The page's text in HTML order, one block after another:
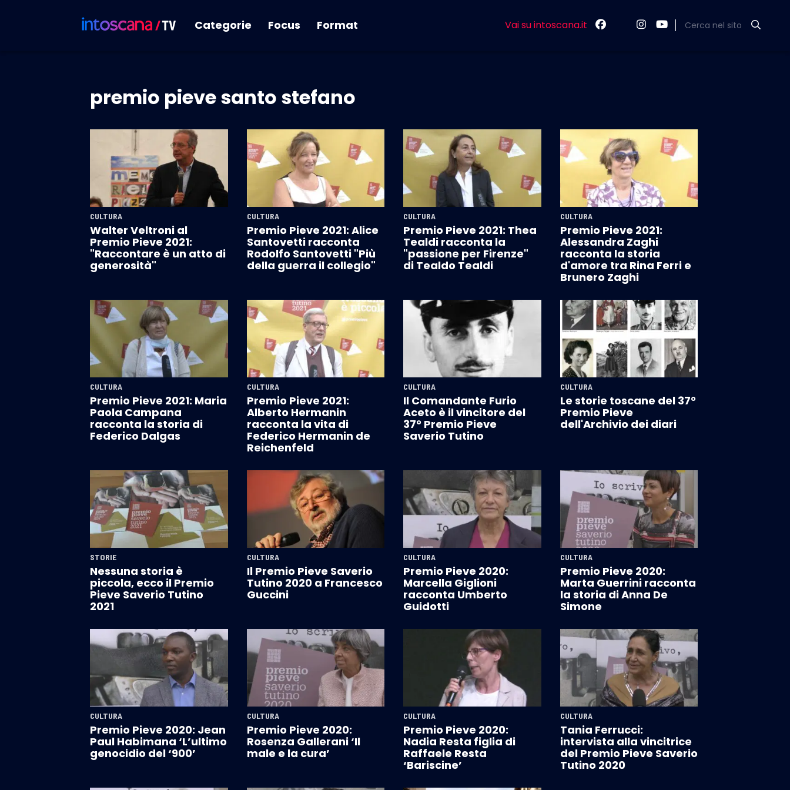
Categorie Focus Format Vai su intoscana.it Cerca nel sito
premio pieve santo stefano
CULTURA
Walter Veltroni al
Premio Pieve 2021:
"Raccontare è un atto di
generosità"
CULTURA
Premio Pieve 2021: Alice
Santovetti racconta
Rodolfo Santovetti "Più
della guerra il collegio"
CULTURA
Premio Pieve 2021: Thea
Tealdi racconta la
"passione per Firenze"
di Tealdo Tealdi
CULTURA
Premio Pieve 2021:
Alessandra Zaghi
racconta la storia
d'amore tra Rina Ferri e
Brunero Zaghi
CULTURA
Premio Pieve 2021: Maria
Paola Campana
racconta la storia di
Federico Dalgas
CULTURA
Premio Pieve 2021:
Alberto Hermanin
racconta la vita di
Federico Hermanin de
Reichenfeld
CULTURA
Il Comandante Furio
Aceto è il vincitore del
37° Premio Pieve
Saverio Tutino
CULTURA
Le storie toscane del 37°
Premio Pieve
dell'Archivio dei diari
STORIE
Nessuna storia è
piccola, ecco il Premio
Pieve Saverio Tutino
2021
CULTURA
Il Premio Pieve Saverio
Tutino 2020 a Francesco
Guccini
CULTURA
Premio Pieve 2020:
Marcella Giglioni
racconta Umberto
Guidotti
CULTURA
Premio Pieve 2020:
Marta Guerrini racconta
la storia di Anna De
Simone
CULTURA
Premio Pieve 2020: Jean
Paul Habimana ‘L’ultimo
genocidio del ‘900’
CULTURA
Premio Pieve 2020:
Rosenza Gallerani ‘Il
male e la cura’
CULTURA
Premio Pieve 2020:
Nadia Resta figlia di
Raffaele Resta
‘Bariscine’
CULTURA
Tania Ferrucci:
intervista alla vincitrice
del Premio Pieve Saverio
Tutino 2020